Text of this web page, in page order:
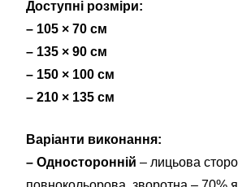
Доступні розміри:
– 105 × 70 см
– 135 × 90 см
– 150 × 100 см
– 210 × 135 см
Варіанти виконання:
– Односторонній – лицьова